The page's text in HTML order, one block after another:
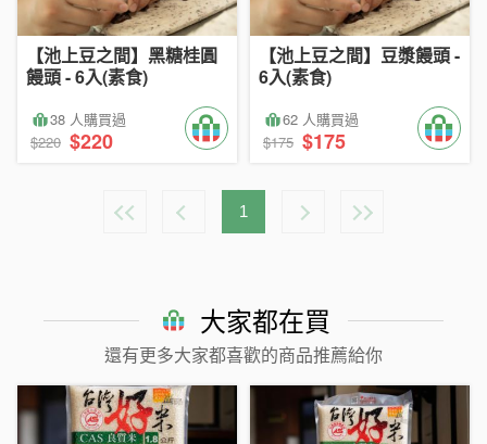
【池上豆之間】黑糖桂圓
饅頭 - 6入(素食)
38 人購買過
$220 $220
【池上豆之間】豆漿饅頭 -
6入(素食)
62 人購買過
$175 $175
1
大家都在買
還有更多大家都喜歡的商品推薦給你